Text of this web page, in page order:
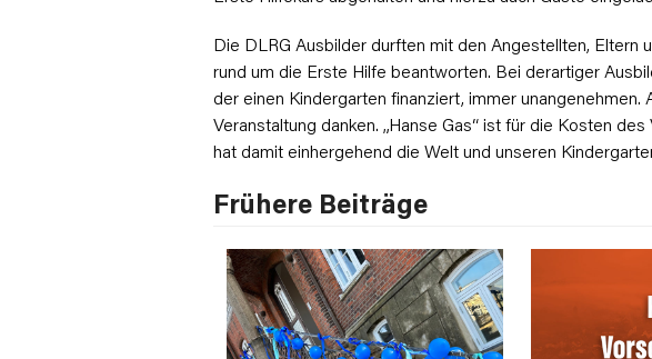
Die DLRG Ausbilder durften mit den Angestellten, Eltern
rund um die Erste Hilfe beantworten. Bei derartiger
der einen Kindergarten finanziert, immer
Veranstaltung danken. „Hanse Gas“ ist für die Kosten
hat damit einhergehend die Welt und unseren
Frühere Beiträge